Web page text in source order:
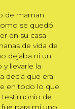
de maman
se quedó
en su casa
de vida de
dejaba ni un
llevarle la
decía que era
en todo lo que
testimonio de
para mí uno